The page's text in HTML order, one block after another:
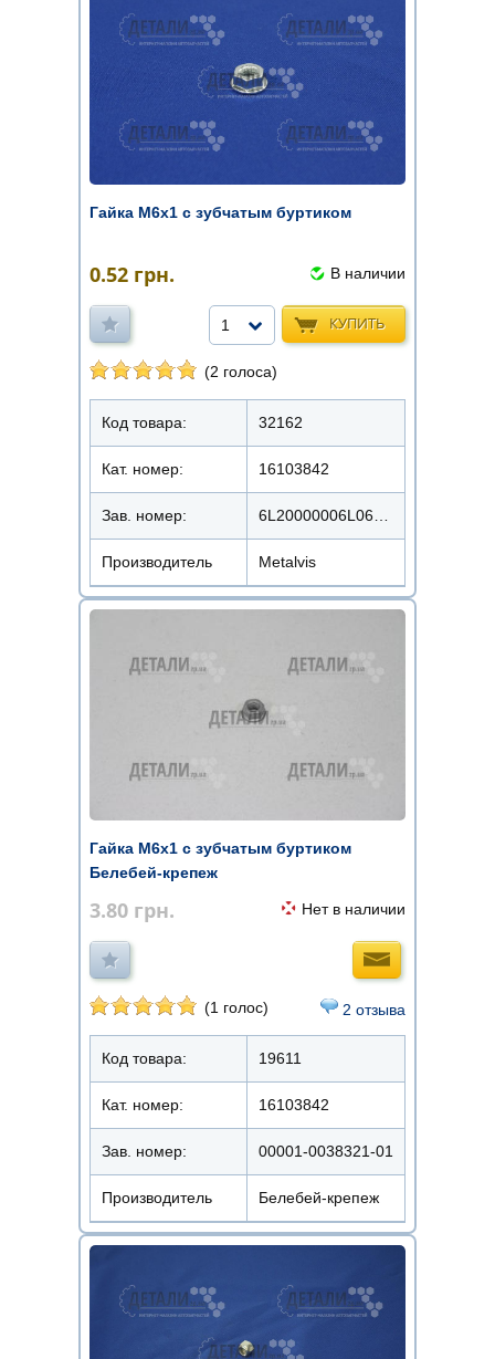
Гайка М6х1 с зубчатым буртиком
0.52 грн. В наличии
КУПИТЬ
1
(2 голоса)
Код товара: 32162
Кат. номер: 16103842
Зав. номер:
Производитель Metalvis
Гайка М6х1 с зубчатым буртиком
Белебей-крепеж
3.80 грн. Нет в наличии
(1 голос) 2 отзыва
Код товара: 19611
Кат. номер: 16103842
Зав. номер: 00001-0038321-01
Производитель Белебей-крепеж